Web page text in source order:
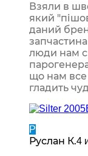
Взяли в
який
даний
люди нам
що нам все
гладить
Р
Руслан К.4